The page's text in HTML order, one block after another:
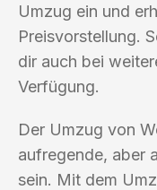
Umzug ein und
Preisvorstellung.
dir auch bei
Verfügung.
Der Umzug von
aufregende, aber
sein. Mit dem